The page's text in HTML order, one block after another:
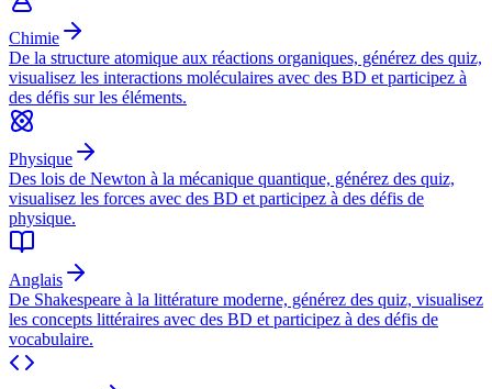
Chimie
De la structure atomique aux réactions organiques, générez des quiz,
visualisez les interactions moléculaires avec des BD et participez à
des défis sur les éléments.
Physique
Des lois de Newton à la mécanique quantique, générez des quiz,
visualisez les forces avec des BD et participez à des défis de
physique.
Anglais
De Shakespeare à la littérature moderne, générez des quiz, visualisez
les concepts littéraires avec des BD et participez à des défis de
vocabulaire.